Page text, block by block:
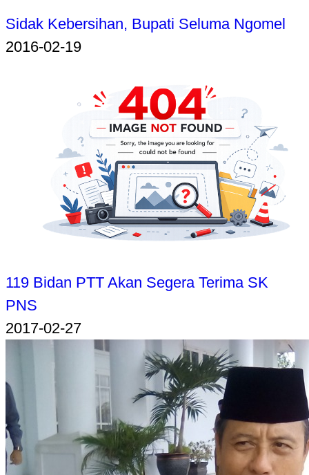
Sidak Kebersihan, Bupati Seluma Ngomel
2016-02-19
119 Bidan PTT Akan Segera Terima SK
PNS
2017-02-27